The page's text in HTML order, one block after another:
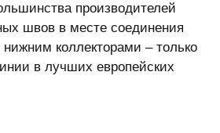
производителей
швов в месте соединения
коллекторами – только
в лучших европейских